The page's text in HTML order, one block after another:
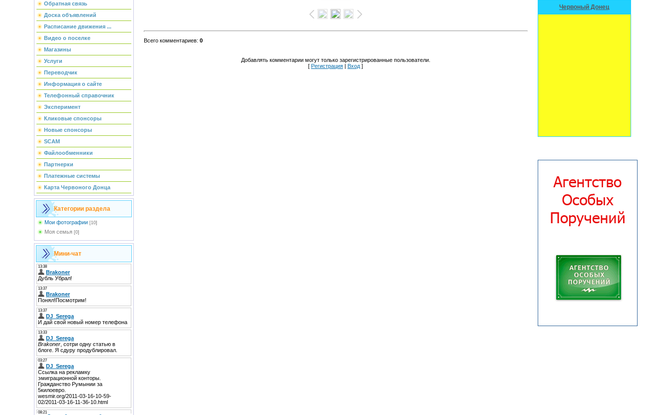
Обратная связь
Доска объявлений
Расписание движения ...
Видео о поселке
Магазины
Услуги
Переводчик
Информация о сайте
Телефонный справочник
Эксперимент
Кликовые спонсоры
Новые спонсоры
SCAM
Файлообменники
Партнерки
Платежные системы
Карта Червоного Донца
Категории раздела
Мои фотографии [10]
Моя семья [0]
Мини-чат
Всего комментариев: 0
Добавлять комментарии могут только зарегистрированные пользователи.
[ Регистрация | Вход ]
Червоный Донец